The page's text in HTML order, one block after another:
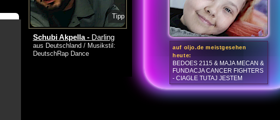
auf oljo.de meistgesehen
heute:
BEDOES 2115 & MAJA MECAN &
FUNDACJA CANCER FIGHTERS
- CIAGLE TUTAJ JESTEM
Tipp
Schubi Akpella - Darling
aus Deutschland / Musikstil:
DeutschRap Dance